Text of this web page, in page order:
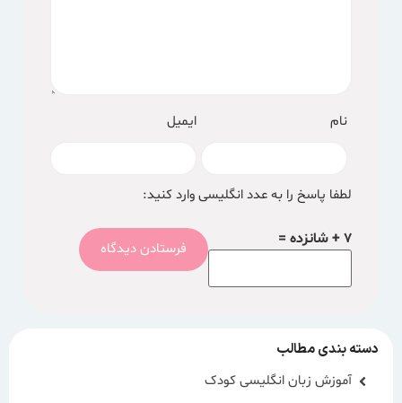
نام ایمیل
لطفا پاسخ را به عدد انگلیسی وارد کنید:
7 + شانزده =
دسته بندی مطالب
آموزش زبان انگلیسی کودک